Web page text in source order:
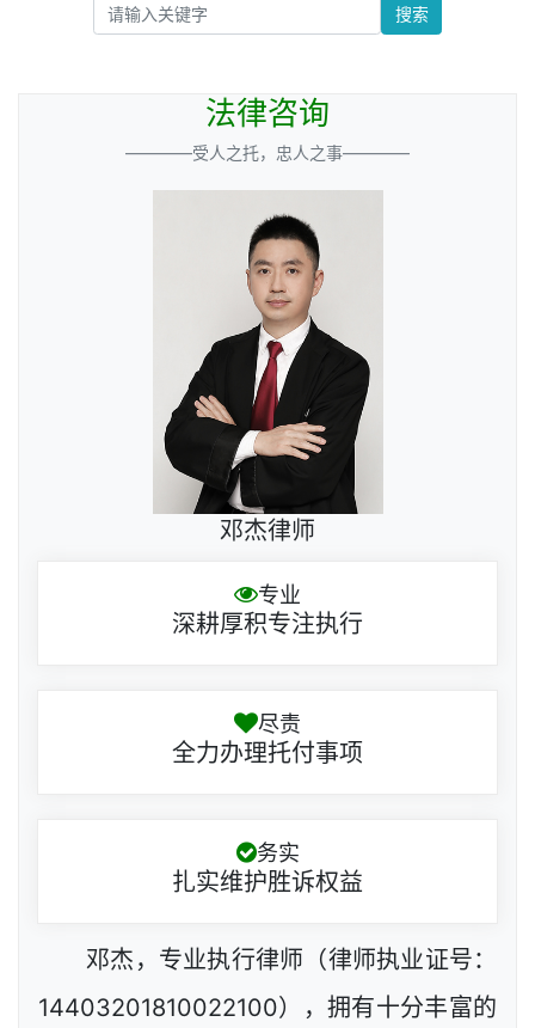
搜索
法律咨询
————受人之托，忠人之事————
邓杰律师
专业
深耕厚积专注执行
尽责
全力办理托付事项
务实
扎实维护胜诉权益
邓杰，专业执行律师（律师执业证号：
14403201810022100），拥有十分丰富的